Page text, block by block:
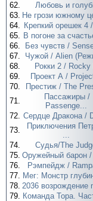
62.
Любовь и
63. Не грози южному
64. Крепкий орешек 4
65. В погоне за
66.
Без чувств /
67.
Чужой / Alien
68.
Рокки 2 / Rocky
69.
Проект А /
70.
Престиж / The
71.
Пассажиры /
Passenge...
72. Сердце Дракона /
73.
Приключения
...
74.
Судья/The
75. Оружейный барон /
76.
Рэмпейдж /
77. Мег: Монстр
78. 2036 возрождение
79. Команда Тора.